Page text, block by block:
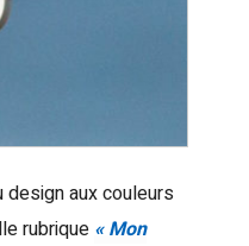
design aux couleurs
rubrique « Mon